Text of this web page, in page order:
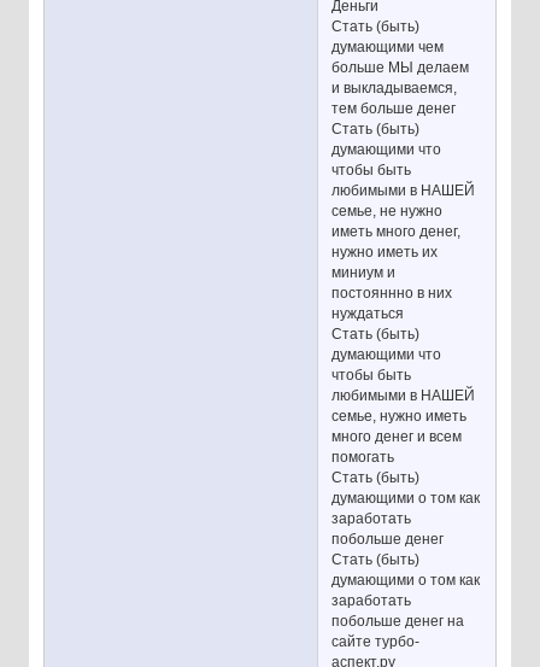
Деньги
Стать (быть)
думающими чем
больше МЫ делаем
и выкладываемся,
тем больше денег
Стать (быть)
думающими что
чтобы быть
любимыми в НАШЕЙ
семье, не нужно
иметь много денег,
нужно иметь их
миниум и
постояннно в них
нуждаться
Стать (быть)
думающими что
чтобы быть
любимыми в НАШЕЙ
семье, нужно иметь
много денег и всем
помогать
Стать (быть)
думающими о том как
заработать
побольше денег
Стать (быть)
думающими о том как
заработать
побольше денег на
сайте турбо-
аспект.ру